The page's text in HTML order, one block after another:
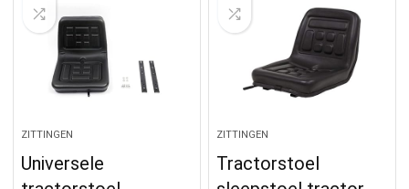
ZITTINGEN
Universele
ZITTINGEN
Tractorstoel